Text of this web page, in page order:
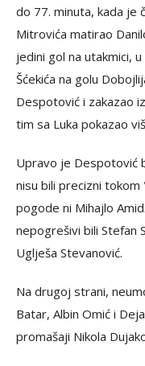
do 77. minuta, kada je
Mitrovića matirao
jedini gol na utakmici,
Šćekića na golu
Despotović i zakazao
tim sa Luka pokazao
Upravo je Despotović
nisu bili precizni
pogode ni Mihajlo
nepogrešivi bili Stefan
Uglješa Stevanović.
Na drugoj strani,
Batar, Albin Omić i
promašaji Nikola